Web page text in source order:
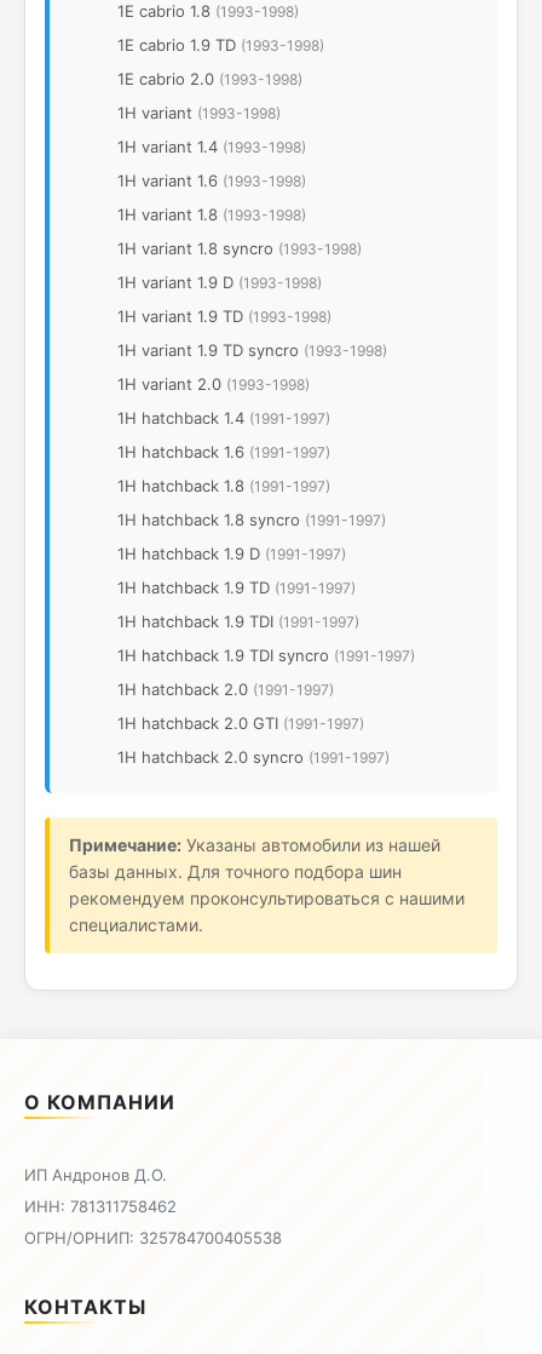
1E cabrio 1.8 (1993-1998)
1E cabrio 1.9 TD (1993-1998)
1E cabrio 2.0 (1993-1998)
1H variant (1993-1998)
1H variant 1.4 (1993-1998)
1H variant 1.6 (1993-1998)
1H variant 1.8 (1993-1998)
1H variant 1.8 syncro (1993-1998)
1H variant 1.9 D (1993-1998)
1H variant 1.9 TD (1993-1998)
1H variant 1.9 TD syncro (1993-1998)
1H variant 2.0 (1993-1998)
1H hatchback 1.4 (1991-1997)
1H hatchback 1.6 (1991-1997)
1H hatchback 1.8 (1991-1997)
1H hatchback 1.8 syncro (1991-1997)
1H hatchback 1.9 D (1991-1997)
1H hatchback 1.9 TD (1991-1997)
1H hatchback 1.9 TDI (1991-1997)
1H hatchback 1.9 TDI syncro (1991-1997)
1H hatchback 2.0 (1991-1997)
1H hatchback 2.0 GTI (1991-1997)
1H hatchback 2.0 syncro (1991-1997)
Примечание: Указаны автомобили из нашей
базы данных. Для точного подбора шин
рекомендуем проконсультироваться с нашими
специалистами.
О КОМПАНИИ
ИП Андронов Д.О.
ИНН: 781311758462
ОГРН/ОРНИП: 325784700405538
КОНТАКТЫ